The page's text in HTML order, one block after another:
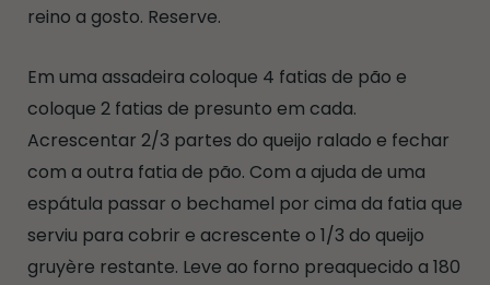
reino a gosto. Reserve.
Em uma assadeira coloque 4 fatias de pão e
coloque 2 fatias de presunto em cada.
Acrescentar 2/3 partes do queijo ralado e fechar
com a outra fatia de pão. Com a ajuda de uma
espátula passar o bechamel por cima da fatia que
serviu para cobrir e acrescente o 1/3 do queijo
gruyère restante. Leve ao forno preaquecido a 180